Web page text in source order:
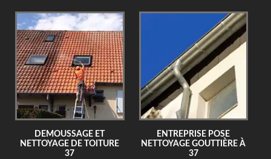
DEMOUSSAGE ET
NETTOYAGE DE TOITURE
37
ENTREPRISE POSE
NETTOYAGE GOUTTIÈRE À
37